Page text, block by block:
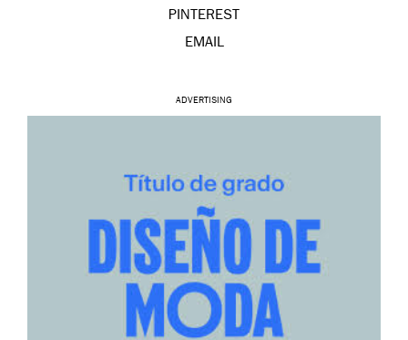
PINTEREST
EMAIL
ADVERTISING